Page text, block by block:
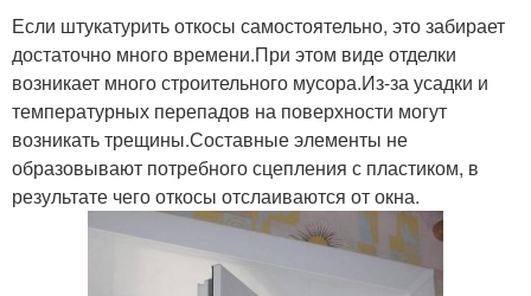
Если штукатурить откосы самостоятельно, это забирает
достаточно много времени.При этом виде отделки
возникает много строительного мусора.Из-за усадки и
температурных перепадов на поверхности могут
возникать трещины.Составные элементы не
образовывают потребного сцепления с пластиком, в
результате чего откосы отслаиваются от окна.